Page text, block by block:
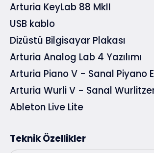
Arturia KeyLab 88 MkII
USB kablo
Dizüstü Bilgisayar Plakası
Arturia Analog Lab 4 Yazılımı
Arturia Piano V - Sanal Piyano
Arturia Wurli V - Sanal
Ableton Live Lite
Teknik Özellikler